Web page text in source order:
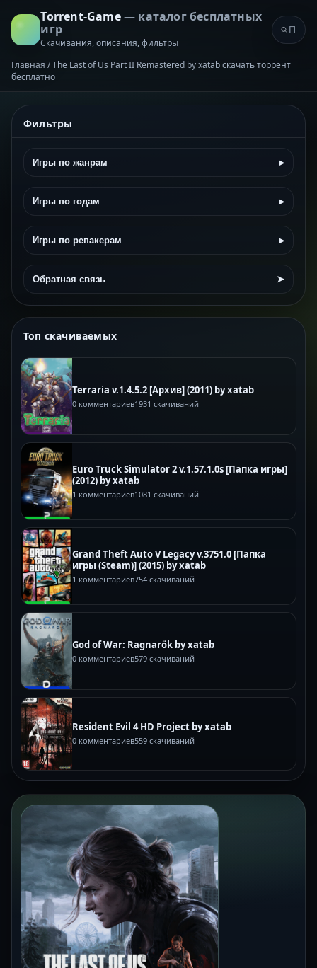
Torrent-Game— каталог бесплатных
игр
Скачивания, описания, фильтры
Главная /The Last of Us Part II Remastered by xatab скачать торрент
бесплатно
Фильтры
Игры по жанрам ▸
Игры по годам ▸
Игры по репакерам ▸
Обратная связь ➤
Топ скачиваемых
Terraria v.1.4.5.2 [Архив] (2011) by xatab
0 комментариев1931 скачиваний
Euro Truck Simulator 2 v.1.57.1.0s [Папка игры]
(2012) by xatab
1 комментариев1081 скачиваний
Grand Theft Auto V Legacy v.3751.0 [Папка
игры (Steam)] (2015) by xatab
1 комментариев754 скачиваний
God of War: Ragnarök by xatab
0 комментариев579 скачиваний
Resident Evil 4 HD Project by xatab
0 комментариев559 скачиваний